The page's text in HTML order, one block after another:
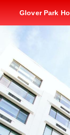
Glover Park